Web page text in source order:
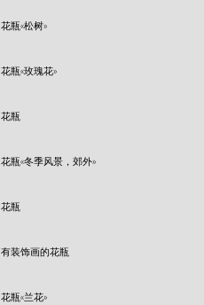
花瓶«松树»
花瓶«玫瑰花»
花瓶
花瓶«冬季风景，郊外»
花瓶
有装饰画的花瓶
花瓶«兰花»